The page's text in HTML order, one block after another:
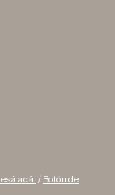
acá. / Botón de